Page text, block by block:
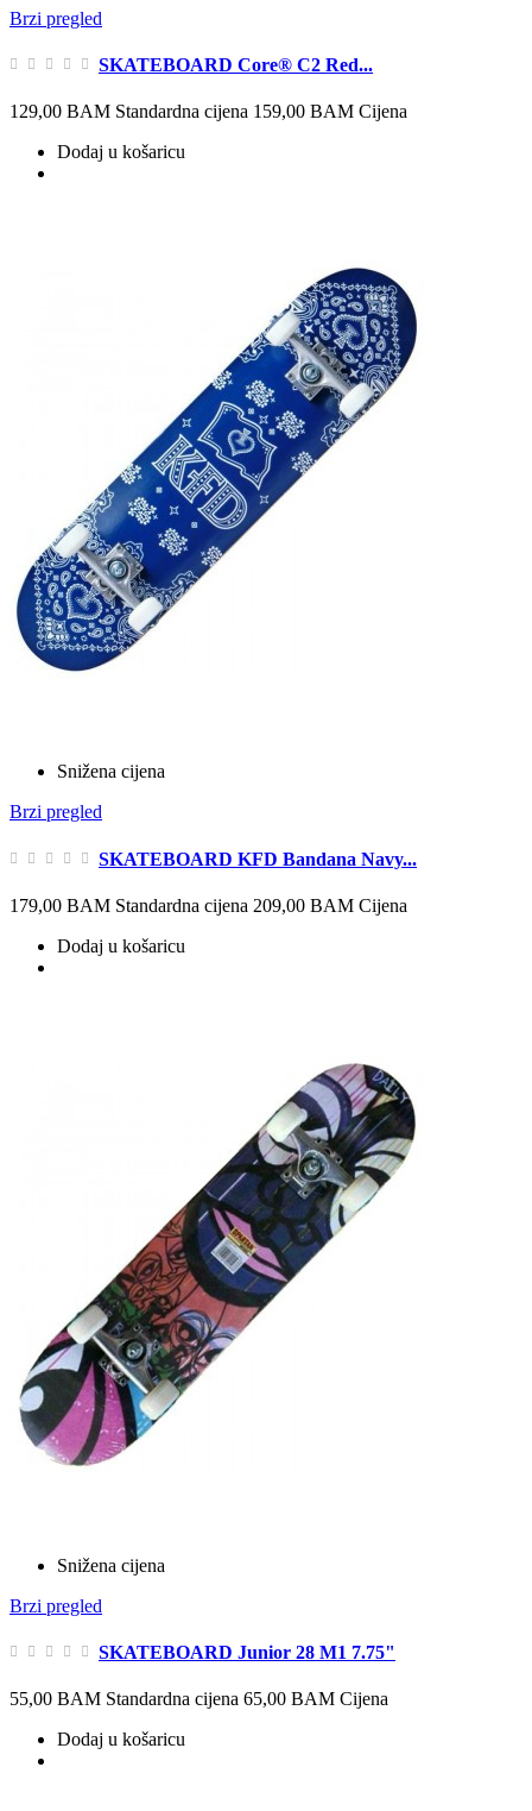
Brzi pregled
SKATEBOARD Core® C2 Red...
129,00 BAM Standardna cijena 159,00 BAM Cijena
Dodaj u košaricu
Snižena cijena
Brzi pregled
SKATEBOARD KFD Bandana Navy...
179,00 BAM Standardna cijena 209,00 BAM Cijena
Dodaj u košaricu
Snižena cijena
Brzi pregled
SKATEBOARD Junior 28 M1 7.75"
55,00 BAM Standardna cijena 65,00 BAM Cijena
Dodaj u košaricu